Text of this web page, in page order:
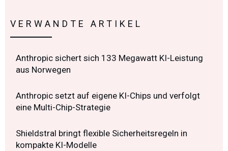
VERWANDTE ARTIKEL
Anthropic sichert sich 133 Megawatt KI-Leistung
aus Norwegen
Anthropic setzt auf eigene KI-Chips und verfolgt
eine Multi-Chip-Strategie
Shieldstral bringt flexible Sicherheitsregeln in
kompakte KI-Modelle